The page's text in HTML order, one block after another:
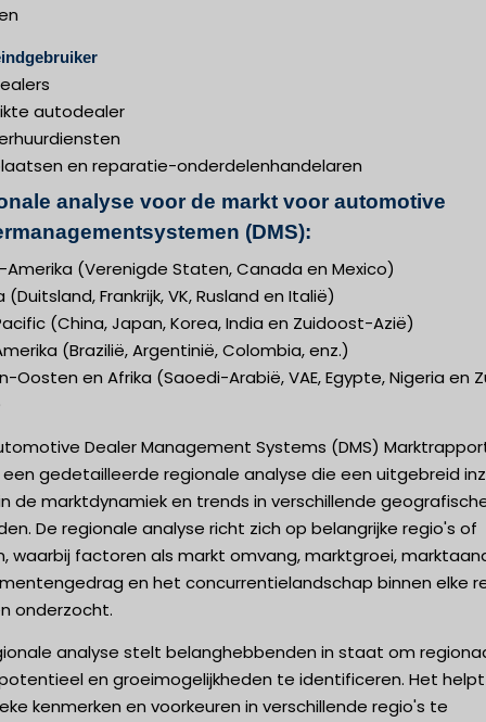
autodealer
en reparatie-onderdelenhandelaren
analyse voor de markt voor automotive
(DMS):
Amerika (Verenigde Staten, Canada en Mexico)
(Duitsland, Frankrijk, VK, Rusland en Italië)
(China, Japan, Korea, India en Zuidoost-Azië)
(Brazilië, Argentinië, Colombia, enz.)
Oosten en Afrika (Saoedi-Arabië, VAE, Egypte, Nigeria en
Dealer Management Systems (DMS)
gedetailleerde regionale analyse die een uitgebreid
de marktdynamiek en trends in verschillende
De regionale analyse richt zich op belangrijke regio's of
waarbij factoren als markt omvang, marktgroei,
en het concurrentielandschap binnen elke
onderzocht.
analyse stelt belanghebbenden in staat om
en groeimogelijkheden te identificeren. Het
kenmerken en voorkeuren in verschillende regio's te